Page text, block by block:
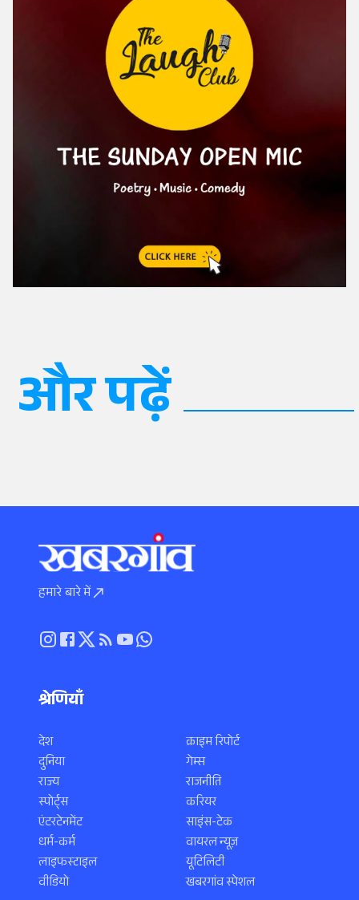
और पढ़ें
हमारे बारे में
श्रेणियाँ
देश
दुनिया
राज्य
स्पोर्ट्स
एंटरटेनमेंट
धर्म-कर्म
लाइफस्टाइल
वीडियो
क्राइम रिपोर्ट
गेम्स
राजनीति
करियर
साइंस-टेक
वायरल न्यूज़
यूटिलिटी
खबरगांव स्पेशल